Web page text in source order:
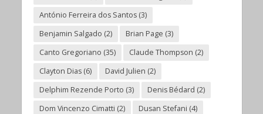
António Ferreira dos Santos(3)
Benjamin Salgado (2) Brian Page (3)
Canto Gregoriano (35) Claude Thompson (2)
Clayton Dias(6) David Julien (2)
Delphim Rezende Porto (3) Denis Bédard (2)
Dom Vincenzo Cimatti (2) Dusan Stefani (4)